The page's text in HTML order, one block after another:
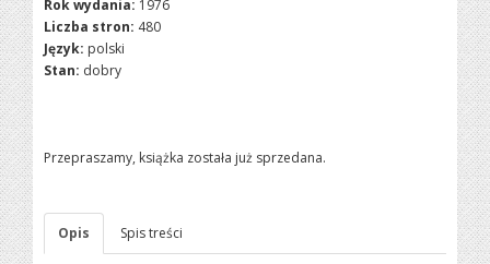
Rok wydania: 1976
Liczba stron: 480
Język: polski
Stan: dobry
Przepraszamy, książka została już sprzedana.
Opis Spis treści